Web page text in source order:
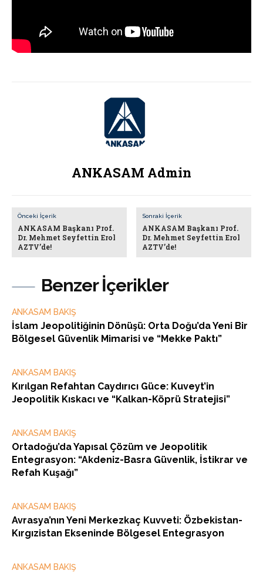
Benzer İçerikler
ANKASAM BAKIŞ
İslam Jeopolitiğinin Dönüşü: Orta Doğu’da Yeni Bir
Bölgesel Güvenlik Mimarisi ve “Mekke Paktı”
ANKASAM BAKIŞ
Kırılgan Refahtan Caydırıcı Güce: Kuveyt’in
Jeopolitik Kıskacı ve “Kalkan-Köprü Stratejisi”
ANKASAM BAKIŞ
Ortadoğu’da Yapısal Çözüm ve Jeopolitik
Entegrasyon: “Akdeniz-Basra Güvenlik, İstikrar ve
Refah Kuşağı”
ANKASAM BAKIŞ
Avrasya’nın Yeni Merkezkaç Kuvveti: Özbekistan-
Kırgızistan Ekseninde Bölgesel Entegrasyon
ANKASAM BAKIŞ
ANKASAM Admin
Önceki İçerik
ANKASAM Başkanı Prof.
Dr. Mehmet Seyfettin Erol
AZTV’de!
Sonraki İçerik
ANKASAM Başkanı Prof.
Dr. Mehmet Seyfettin Erol
AZTV’de!